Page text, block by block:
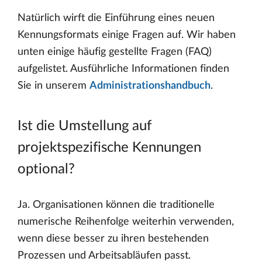
Natürlich wirft die Einführung eines neuen
Kennungsformats einige Fragen auf. Wir haben
unten einige häufig gestellte Fragen (FAQ)
aufgelistet. Ausführliche Informationen finden
Sie in unserem Administrationshandbuch.
Ist die Umstellung auf
projektspezifische Kennungen
optional?
Ja. Organisationen können die traditionelle
numerische Reihenfolge weiterhin verwenden,
wenn diese besser zu ihren bestehenden
Prozessen und Arbeitsabläufen passt.